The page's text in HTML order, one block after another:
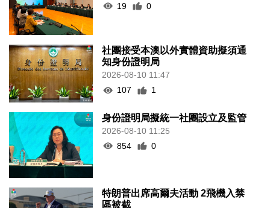
19
0
社團接受本澳以外實體資助擬須通
知身份證明局
2026-08-10 11:47
107
1
身份證明局擬統一社團設立及監管
2026-08-10 11:25
854
0
特朗普出席高爾夫活動 2飛機入禁
區被截